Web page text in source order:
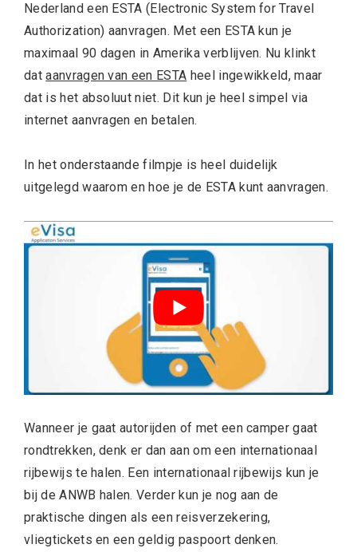
Nederland een ESTA (Electronic System for Travel
Authorization) aanvragen. Met een ESTA kun je
maximaal 90 dagen in Amerika verblijven. Nu klinkt
dataanvragen van een ESTA heel ingewikkeld, maar
dat is het absoluut niet. Dit kun je heel simpel via
internet aanvragen en betalen.
In het onderstaande filmpje is heel duidelijk
uitgelegd waarom en hoe je de ESTA kunt aanvragen.
Wanneer je gaat autorijden of met een camper gaat
rondtrekken, denk er dan aan om een internationaal
rijbewijs te halen. Een internationaal rijbewijs kun je
bij de ANWB halen. Verder kun je nog aan de
praktische dingen als een reisverzekering,
vliegtickets en een geldig paspoort denken.